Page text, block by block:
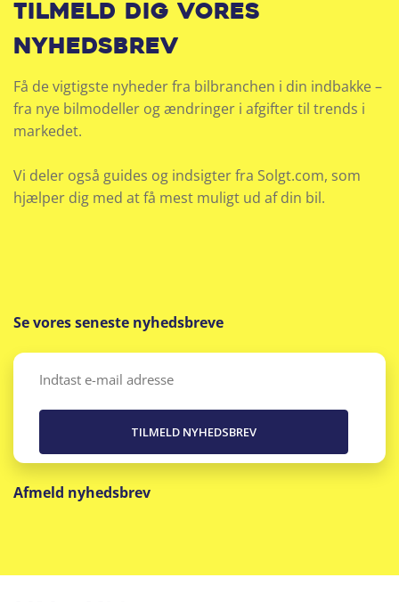
Tilmeld dig vores
nyhedsbrev
Få de vigtigste nyheder fra bilbranchen i din indbakke –
fra nye bilmodeller og ændringer i afgifter til trends i
markedet.
Vi deler også guides og indsigter fra Solgt.com, som
hjælper dig med at få mest muligt ud af din bil.
Se vores seneste nyhedsbreve
Email
Afmeld nyhedsbrev